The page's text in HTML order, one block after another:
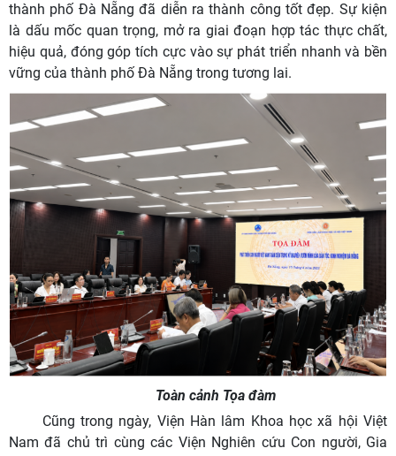
thành phố Đà Nẵng đã diễn ra thành công tốt đẹp. Sự kiện
là dấu mốc quan trọng, mở ra giai đoạn hợp tác thực chất,
hiệu quả, đóng góp tích cực vào sự phát triển nhanh và bền
vững của thành phố Đà Nẵng trong tương lai.
Toàn cảnh Tọa đàm
Cũng trong ngày, Viện Hàn lâm Khoa học xã hội Việt
Nam đã chủ trì cùng các Viện Nghiên cứu Con người, Gia